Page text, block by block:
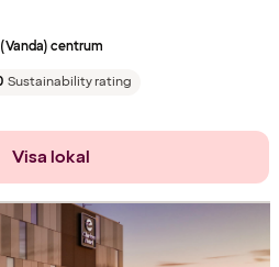
centrum
Sustainability rating
Visa lokal